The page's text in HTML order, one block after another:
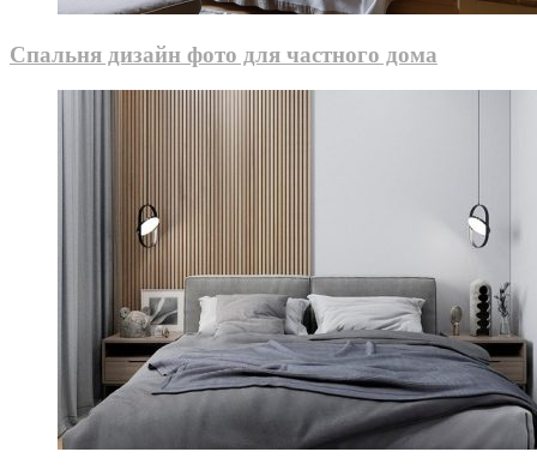
Спальня дизайн фото для частного дома